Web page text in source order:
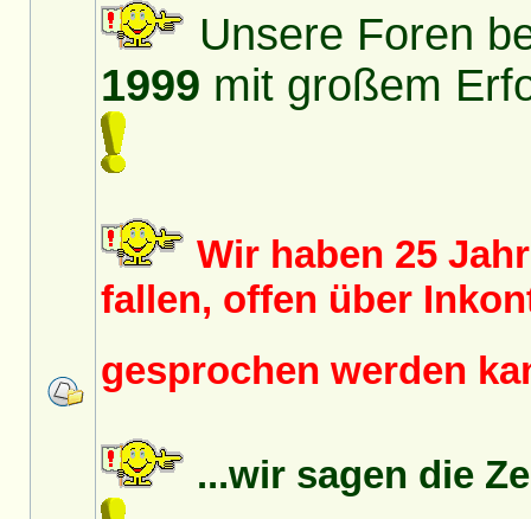
Unsere Foren
1999 mit großem
Wir haben 25
fallen, offen über
gesprochen werden
...wir sagen die